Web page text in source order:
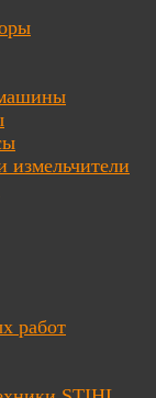
измельчители
работ